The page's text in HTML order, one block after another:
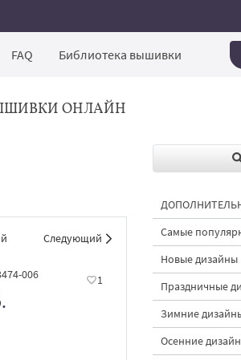
FAQ Библиотека вышивки
ОНЛАЙН
Следующий
006 1
Самые
Новые дизайны
Праздничные
Зимние
Осенние